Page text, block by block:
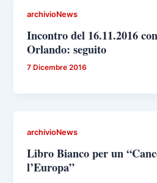
archivioNews
Incontro del 16.11.2016
Orlando: seguito
7 Dicembre 2016
archivioNews
Libro Bianco per un
l’Europa”